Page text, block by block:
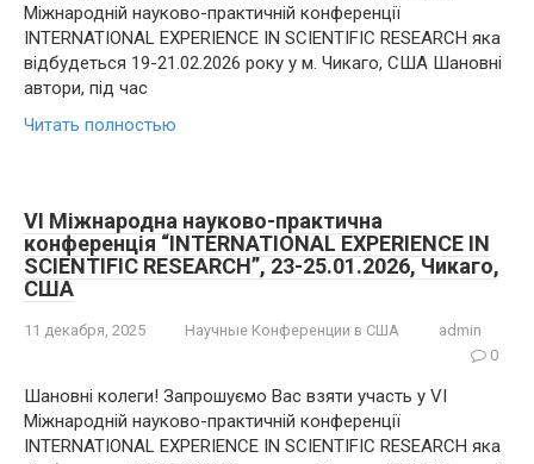
Міжнародній науково-практичній конференції
INTERNATIONAL EXPERIENCE IN SCIENTIFIC RESEARCH яка
відбудеться 19-21.02.2026 року у м. Чикаго, США Шановні
автори, під час
Читать полностью
VI Міжнародна науково-практична
конференція “INTERNATIONAL EXPERIENCE IN
SCIENTIFIC RESEARCH”, 23-25.01.2026, Чикаго,
США
11 декабря, 2025 Научные Конференции в США
admin
0
Шановні колеги! Запрошуємо Вас взяти участь у VI
Міжнародній науково-практичній конференції
INTERNATIONAL EXPERIENCE IN SCIENTIFIC RESEARCH яка